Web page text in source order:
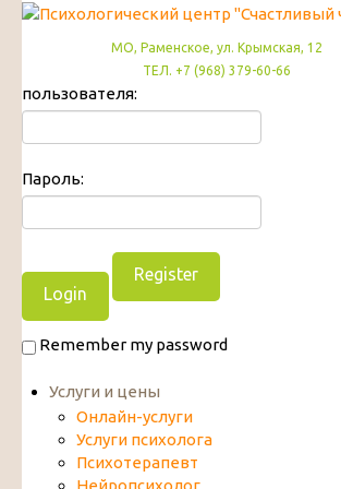
МО, Раменское, ул. Крымская, 12
ТЕЛ. +7 (968) 379-60-66
пользователя:
Пароль:
Register
Remember my password
Услуги и цены
Онлайн-услуги
Услуги психолога
Психотерапевт
Нейропсихолог